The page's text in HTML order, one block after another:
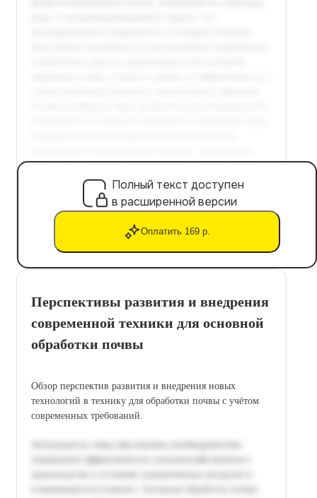
Полный текст доступен
в расширенной версии
Оплатить 169 р.
Перспективы развития и внедрения
современной техники для основной
обработки почвы
Обзор перспектив развития и внедрения новых
технологий в технику для обработки почвы с учётом
современных требований.